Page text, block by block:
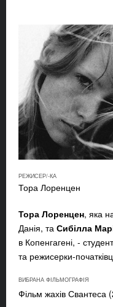
РЕЖИСЕР/-КА
Тора Лоренцен
Тора Лоренцен, яка
Данія, та Сибілла
в Копенгагені, -
та режисерки-
ВИБРАНА ФІЛЬМОГРАФІЯ
Фільм жахів Свантеса